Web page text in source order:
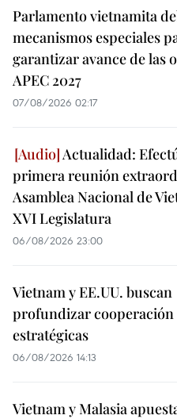
Parlamento vietnamita
mecanismos especiales
garantizar avance de las
APEC 2027
07/08/2026 02:17
Actualidad:
primera reunión
Asamblea Nacional de
XVI Legislatura
06/08/2026 23:00
Vietnam y EE.UU. buscan
profundizar cooperación
estratégicas
06/08/2026 14:13
Vietnam y Malasia